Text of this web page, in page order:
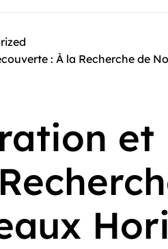
: À la Recherche de
et